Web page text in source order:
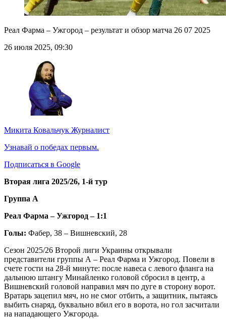
Реал Фарма – Ужгород – результат и обзор матча 26 07 2025
26 июля 2025, 09:30
Микита Ковальчук Журналист
Узнавай о победах первым.
Подписаться в Google
Вторая лига 2025/26, 1-й тур
Группа А
Реал Фарма – Ужгород – 1:1
Голы: Фабер, 38 – Вишневский, 28
Сезон 2025/26 Второй лиги Украины открывали
представители группы А – Реал Фарма и Ужгород. Повели в
счете гости на 28-й минуте: после навеса с левого фланга на
дальнюю штангу Минайленко головой сбросил в центр, а
Вишневский головой направил мяч по дуге в сторону ворот.
Вратарь зацепил мяч, но не смог отбить, а защитник, пытаясь
выбить снаряд, буквально вбил его в ворота, но гол засчитали
на нападающего Ужгорода.